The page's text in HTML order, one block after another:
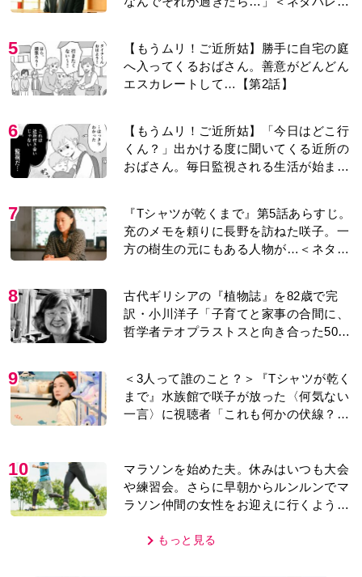
5
【もうムリ！ご近所姑】勝手に自宅の庭
へ入ってくるおばさん。善意がどんどん
エスカレートして…【第2話】
6
【もうムリ！ご近所姑】「今日はどこ行
くん？」出かける度に聞いてくる近所の
おばさん。毎日監視される生活が始ま
7
『Tシャツが乾くまで』第5話あらすじ。
充のメモを頼りに長野を訪ねた咲子。一
方の樹生の元にもある人物が…＜ネタバ
8
古代ギリシアの『植物誌』を82歳で完
訳・小川洋子「子育てと家事の合間に、
哲学者テオプラストスと向き合った50
9
＜3人って誰のこと？＞『Tシャツが乾く
まで』水族館で咲子が放った〈何気ない
一言〉に視聴者「これも何かの伏線？」
10
マラソンを始めた夫。休みはいつも大会
や練習会。さらに早朝からルンルンでマ
ラソン仲間の女性をお迎えに行くように
もっと見る